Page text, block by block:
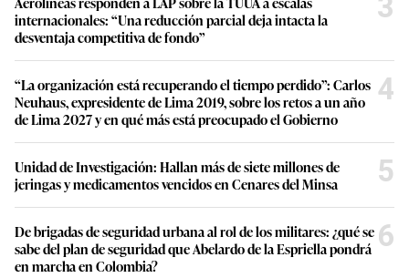
internacionales: “Una reducción parcial deja intacta la
desventaja competitiva de fondo”
3
“La organización está recuperando el tiempo perdido”: Carlos
Neuhaus, expresidente de Lima 2019, sobre los retos a un año
de Lima 2027 y en qué más está preocupado el Gobierno
4
Unidad de Investigación: Hallan más de siete millones de
jeringas y medicamentos vencidos en Cenares del Minsa
5
De brigadas de seguridad urbana al rol de los militares: ¿qué se
sabe del plan de seguridad que Abelardo de la Espriella pondrá
en marcha en Colombia?
6